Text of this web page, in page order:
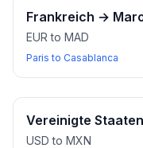
Frankreich →
EUR to MAD
Paris to Casablanca
Vereinigte Staaten
USD to MXN